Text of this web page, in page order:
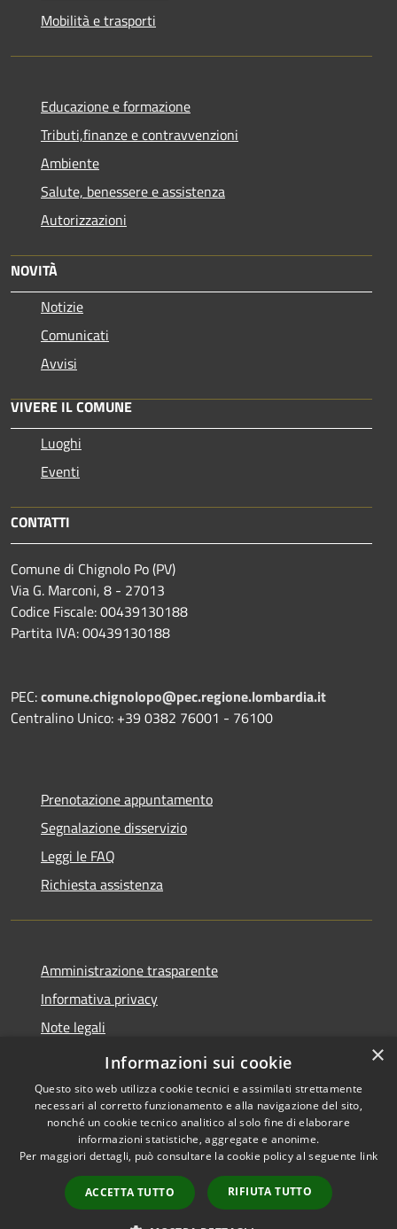
Mobilità e trasporti
Educazione e formazione
Tributi,finanze e contravvenzioni
Ambiente
Salute, benessere e assistenza
Autorizzazioni
NOVITÀ
Notizie
Comunicati
Avvisi
VIVERE IL COMUNE
Luoghi
Eventi
CONTATTI
Comune di Chignolo Po (PV)
Via G. Marconi, 8 - 27013
Codice Fiscale: 00439130188
Partita IVA: 00439130188
PEC:comune.chignolopo@pec.regione.lombardia.it
Centralino Unico: +39 0382 76001 - 76100
Prenotazione appuntamento
Segnalazione disservizio
Leggi le FAQ
Richiesta assistenza
Amministrazione trasparente
Informativa privacy
Note legali
Dichiarazione di accessibilità
Accessibilità
Copyright © 2026 • Comune di
Chignolo Po • Powered by
Municipium•
Accesso
redazione
×
Informazioni sui cookie
Questo sito web utilizza cookie tecnici e assimilati strettamente
necessari al corretto funzionamento e alla navigazione del sito,
nonché un cookie tecnico analitico al solo fine di elaborare
informazioni statistiche, aggregate e anonime.
Per maggiori dettagli, può consultare la cookie policy al seguente link
ACCETTA TUTTO RIFIUTA TUTTO